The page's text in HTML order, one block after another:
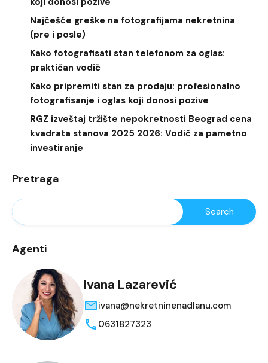
Najčešće greške na fotografijama nekretnina
(pre i posle)
Kako fotografisati stan telefonom za oglas:
praktičan vodič
Kako pripremiti stan za prodaju: profesionalno
fotografisanje i oglas koji donosi pozive
RGZ izveštaj tržište nepokretnosti Beograd cena
kvadrata stanova 2025 2026: Vodič za pametno
investiranje
Pretraga
Agenti
Ivana Lazarević
ivana@nekretninenadlanu.com
0631827323